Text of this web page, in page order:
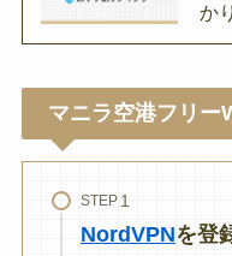
か
マニラ空港フリー
STEP
NordVPNを登